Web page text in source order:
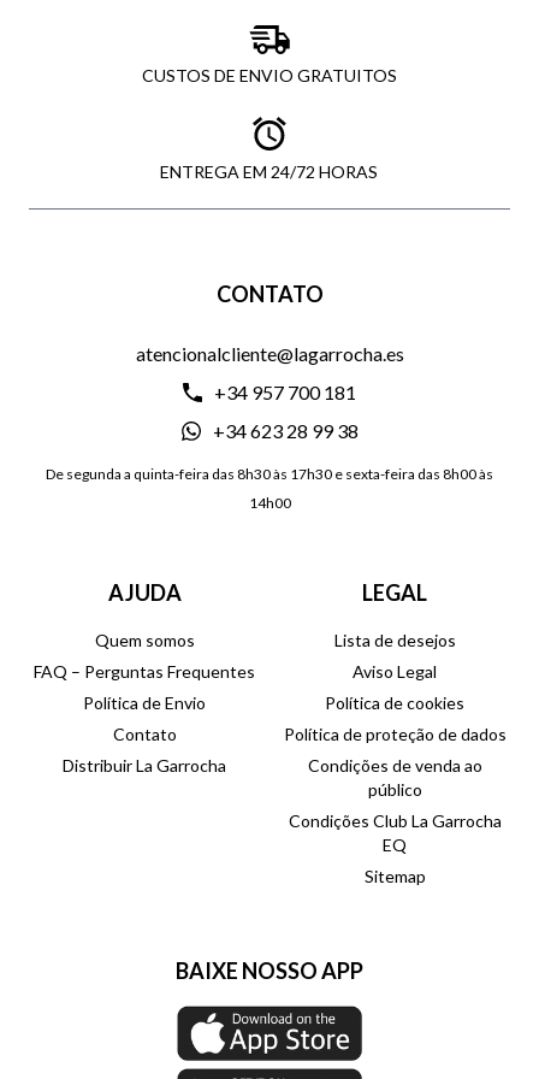
CUSTOS DE ENVIO GRATUITOS
ENTREGA EM 24/72 HORAS
CONTATO
atencionalcliente@lagarrocha.es
+34 957 700 181
+34 623 28 99 38
De segunda a quinta-feira das 8h30 às 17h30 e sexta-feira das 8h00 às
14h00
AJUDA
Quem somos
FAQ – Perguntas Frequentes
Política de Envio
Contato
Distribuir La Garrocha
LEGAL
Lista de desejos
Aviso Legal
Política de cookies
Política de proteção de dados
Condições de venda ao
público
Condições Club La Garrocha
EQ
Sitemap
BAIXE NOSSO APP